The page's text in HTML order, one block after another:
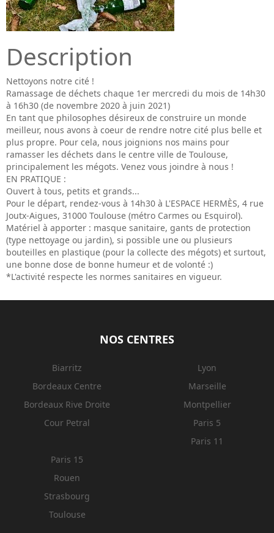
Description
Nettoyons notre cité !
Ramassage de déchets chaque 1er mercredi du mois de 14h30
à 16h30 (de novembre 2020 à juin 2021)
En tant que philosophes désireux de construire un monde
meilleur, nous avons à coeur de rendre notre cité plus belle et
plus propre. Pour cela, nous joignions nos mains pour
ramasser les déchets dans le centre ville de Toulouse,
principalement les mégots. Venez vous joindre à nous !
EN PRATIQUE :
Ouvert à tous, petits et grands...
Pour le départ, rendez-vous à 14h30 à L'ESPACE HERMÈS, 4 rue
Joutx-Aigues, 31000 Toulouse (métro Carmes ou Esquirol).
Matériel à apporter : masque sanitaire, gants de protection
(type nettoyage ou jardin), si possible une ou plusieurs
bouteilles en plastique (pour la collecte des mégots) et surtout,
une bonne dose de bonne humeur et de volonté :)
*L'activité respecte les normes sanitaires en vigueur.
NOS CENTRES
Biarritz
Bordeaux Centre
Bordeaux Rive Droite
Cour Petral
Lyon
Marseille
Montpellier
Paris 5
Paris 11
Paris 15
Rouen
Strasbourg
Toulouse